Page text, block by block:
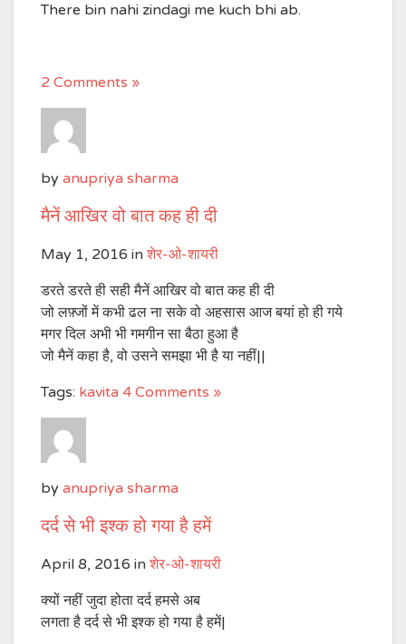
There bin nahi zindagi me kuch bhi ab.
2 Comments »
by anupriya sharma
मैनें आखिर वो बात कह ही दी
May 1, 2016 in शेर-ओ-शायरी
डरते डरते ही सही मैनें आखिर वो बात कह ही दी
जो लफ़्जों में कभी ढल ना सके वो अहसास आज बयां हो ही गये
मगर दिल अभी भी गमगीन सा बैठा हुआ है
जो मैनें कहा है, वो उसने समझा भी है या नहीं||
Tags: kavita 4 Comments »
by anupriya sharma
दर्द से भी इश्क हो गया है हमें
April 8, 2016 in शेर-ओ-शायरी
क्यों नहीं जुदा होता दर्द हमसे अब
लगता है दर्द से भी इश्क हो गया है हमें|